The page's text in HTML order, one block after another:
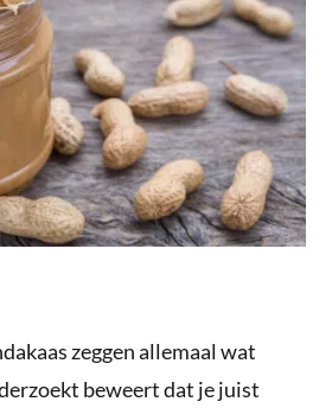
zeggen allemaal wat
beweert dat je juist